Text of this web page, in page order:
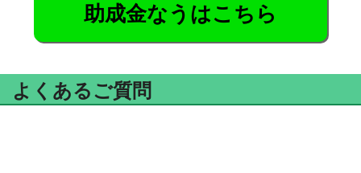
助成金なうはこちら
よくあるご質問